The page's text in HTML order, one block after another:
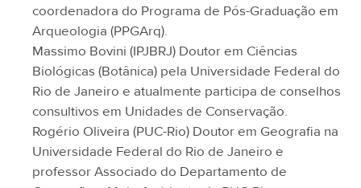
coordenadora do Programa de Pós-Graduação em
Arqueologia (PPGArq).
Massimo Bovini (IPJBRJ) Doutor em Ciências
Biológicas (Botânica) pela Universidade Federal do
Rio de Janeiro e atualmente participa de conselhos
consultivos em Unidades de Conservação.
Rogério Oliveira (PUC-Rio) Doutor em Geografia na
Universidade Federal do Rio de Janeiro e
professor Associado do Departamento de